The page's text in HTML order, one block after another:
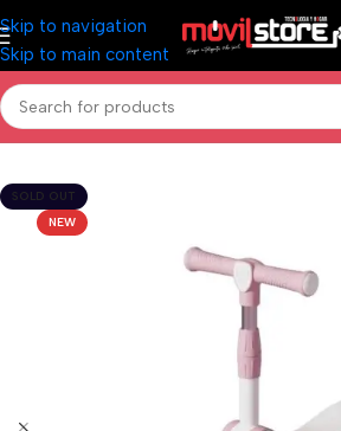
Skip to navigation
Skip to main content
Inicio/Accesorios Celulares
SOLD OUT
NEW